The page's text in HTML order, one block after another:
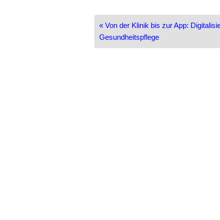
Beitragsnavigation
« Von der Klinik bis zur App:
Gesundheitspflege